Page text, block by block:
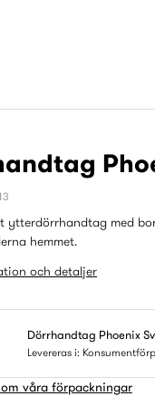
ytterdörrhandtag med
hemmet.
och detaljer
Dörrhandtag Phoenix
Levereras i:
om våra förpackningar